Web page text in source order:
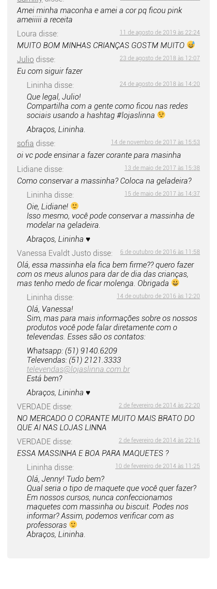
Amei minha maconha e amei a cor pq ficou pink
ameiiiii a receita
Loura disse: 11 de agosto de 2019 às 22:24
MUITO BOM MINHAS CRIANÇAS GOSTM MUITO
Julio disse: 23 de agosto de 2018 às 12:07
Eu com siguir fazer
Lininha disse: 24 de agosto de 2018 às 14:20
Que legal, Julio!
Compartilha com a gente como ficou nas redes
sociais usando a hashtag #lojaslinna
Abraços, Lininha.
sofia disse: 14 de novembro de 2017 às 15:53
oi vc pode ensinar a fazer corante para masinha
Lidiane disse: 13 de maio de 2017 às 15:38
Como conservar a massinha? Coloca na geladeira?
Lininha disse: 15 de maio de 2017 às 14:37
Oie, Lidiane!
Isso mesmo, você pode conservar a massinha de
modelar na geladeira.
Abraços, Lininha ♥
Vanessa Evaldt Justo disse: 6 de outubro de 2016 às 11:58
Olá, essa massinha ela fica bem firme?? quero fazer
com os meus alunos para dar de dia das crianças,
mas tenho medo de ficar molenga. Obrigada
Lininha disse: 14 de outubro de 2016 às 12:20
Olá, Vanessa!
Sim, mas para mais informações sobre os nossos
produtos você pode falar diretamente com o
televendas. Esses são os contatos:
Whatsapp: (51) 9140.6209
Televendas: (51) 2121.3333
televendas@lojaslinna.com.br
Está bem?
Abraços, Lininha ♥
VERDADE disse: 2 de fevereiro de 2014 às 22:20
NO MERCADO O CORANTE MUITO MAIS BRATO DO
QUE AI NAS LOJAS LINNA
VERDADE disse: 2 de fevereiro de 2014 às 22:16
ESSA MASSINHA E BOA PARA MAQUETES ?
Lininha disse: 10 de fevereiro de 2014 às 11:25
Olá, Jenny! Tudo bem?
Qual seria o tipo de maquete que você quer fazer?
Em nossos cursos, nunca confeccionamos
maquetes com massinha ou biscuit. Podes nos
informar? Assim, podemos verificar com as
professoras
Abraços, Lininha.